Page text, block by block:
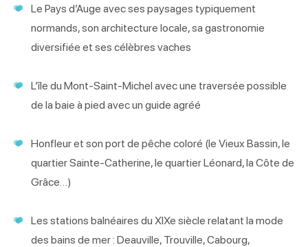
Le Pays d’Auge avec ses paysages typiquement
normands, son architecture locale, sa gastronomie
diversifiée et ses célèbres vaches
L’île du Mont-Saint-Michel avec une traversée possible
de la baie à pied avec un guide agréé
Honfleur et son port de pêche coloré (le Vieux Bassin, le
quartier Sainte-Catherine, le quartier Léonard, la Côte de
Grâce…)
Les stations balnéaires du XIXe siècle relatant la mode
des bains de mer : Deauville, Trouville, Cabourg,